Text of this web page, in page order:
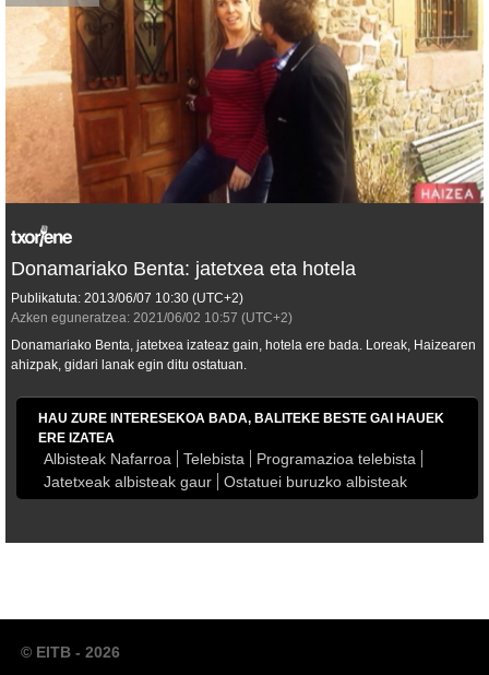
Donamariako Benta: jatetxea eta hotela
Publikatuta: 2013/06/07 10:30 (UTC+2)
Azken eguneratzea: 2021/06/02 10:57 (UTC+2)
Donamariako Benta, jatetxea izateaz gain, hotela ere bada. Loreak, Haizearen
ahizpak, gidari lanak egin ditu ostatuan.
HAU ZURE INTERESEKOA BADA, BALITEKE BESTE GAI HAUEK
ERE IZATEA
Albisteak Nafarroa Telebista
Programazioa telebista
Jatetxeak albisteak gaur
Ostatuei buruzko albisteak
© EITB - 2026